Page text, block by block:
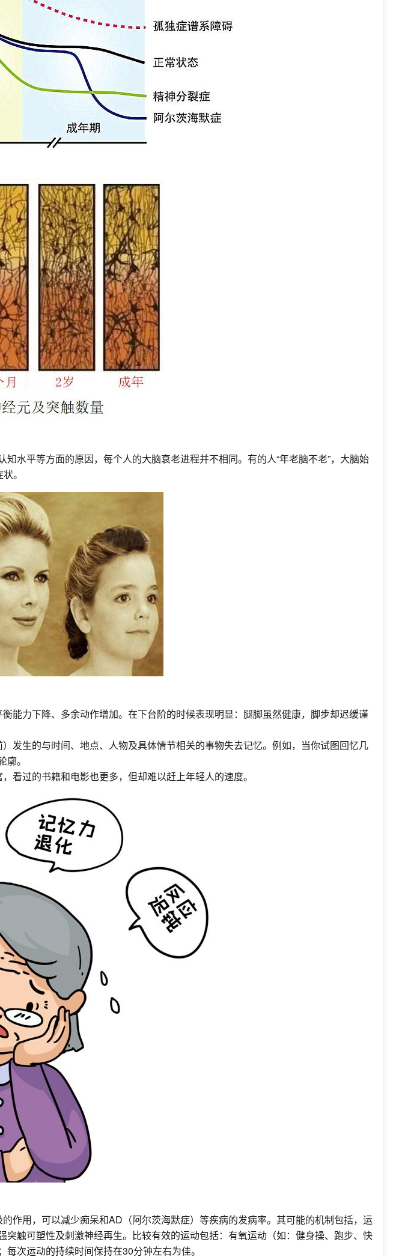
水平等方面的原因，每个人的大脑衰老进程并不相同。有的人“年老脑不老”，大脑始
。
能力下降、多余动作增加。在下台阶的时候表现明显：腿脚虽然健康，脚步却迟缓谨
发生的与时间、地点、人物及具体情节相关的事物失去记忆。例如，当你试图回忆几
。
看过的书籍和电影也更多，但却难以赶上年轻人的速度。
作用，可以减少痴呆和AD（阿尔茨海默症）等疾病的发病率。其可能的机制包括，运
触可塑性及刺激神经再生。比较有效的运动包括：有氧运动（如：健身操、跑步、快
次运动的持续时间保持在30分钟左右为佳。